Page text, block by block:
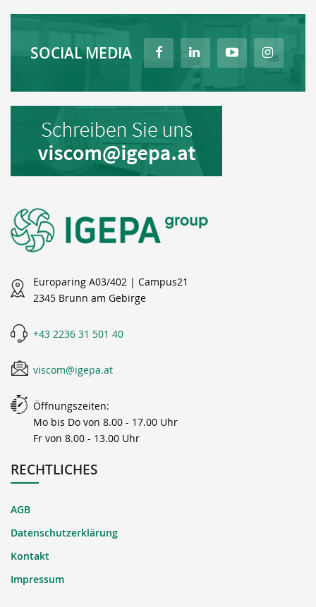
SOCIAL MEDIA
Europaring A03/402 | Campus21
2345 Brunn am Gebirge
+43 2236 31 501 40
viscom@igepa.at
Öffnungszeiten:
Mo bis Do von 8.00 - 17.00 Uhr
Fr von 8.00 - 13.00 Uhr
RECHTLICHES
AGB
Datenschutzerklärung
Kontakt
Impressum